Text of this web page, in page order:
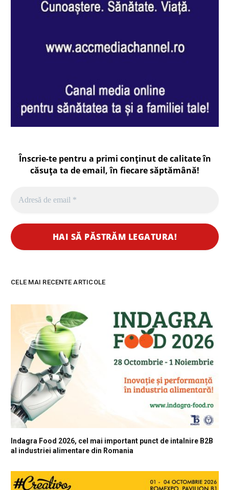
Înscrie-te pentru a primi conținut de calitate în
căsuța ta de email, în fiecaresăptămână!
CELE MAI RECENTE ARTICOLE
Indagra Food 2026, cel mai important punct de intalnire B2B
al industriei alimentare din Romania